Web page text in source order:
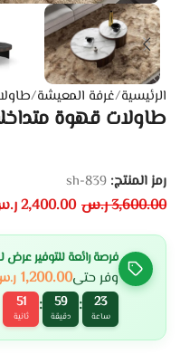
الرئيسية/غرفة المعيشة/
طاولات قهوة
رمز المنتج: sh-839
3,600.00ر.س 2,400.00
فرصة رائعة للتوفير عرض لمدة
وفر حتى1,200.00
23
ساعة :
59
دقيقة :
50
ثانية